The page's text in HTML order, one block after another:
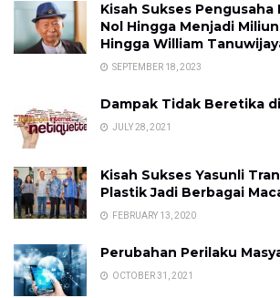
Kisah Sukses Pengusaha
Nol Hingga Menjadi
Hingga William
SEPTEMBER 18, 2023
Dampak Tidak Beretika
JULY 28, 2021
Kisah Sukses Yasunli
Plastik Jadi Berbagai
FEBRUARY 13, 2020
Perubahan Perilaku
OCTOBER 31, 2021